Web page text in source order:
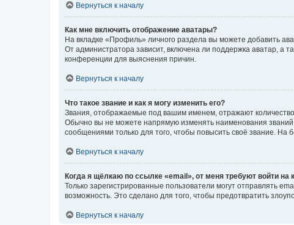
Вернуться к началу
Как мне включить отображение аватары?
На вкладке «Профиль» личного раздела вы можете добавить
От администратора зависит, включена ли поддержка аватар, а
конференции для выяснения причин.
Вернуться к началу
Что такое звание и как я могу изменить его?
Звания, отображаемые под вашим именем, отражают
Обычно вы не можете напрямую изменять наименования
сообщениями только для того, чтобы повысить своё звание.
Вернуться к началу
Когда я щёлкаю по ссылке «email», от меня требуют войти на
Только зарегистрированные пользователи могут отправлять
возможность. Это сделано для того, чтобы предотвратить
Вернуться к началу